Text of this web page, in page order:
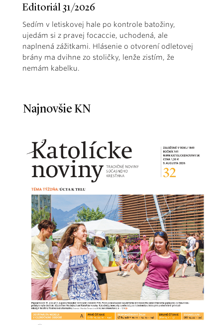
Editoriál 31/2026
Sedím v letiskovej hale po kontrole batožiny,
ujedám si z pravej focaccie, uchodená, ale
naplnená zážitkami. Hlásenie o otvorení odletovej
brány ma dvihne zo stoličky, lenže zistím, že
nemám kabelku.
Najnovšie KN